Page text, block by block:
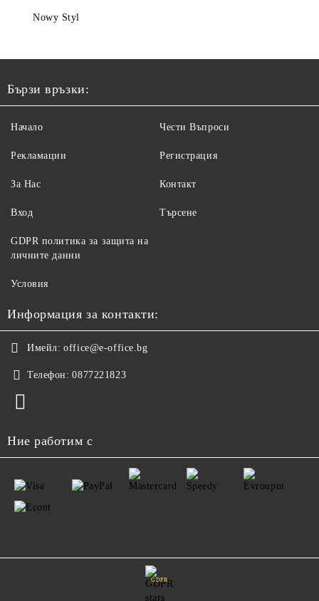
Nowy Styl
Бързи връзки:
Начало
Рекламации
За Нас
Вход
Чести Въпроси
Регистрация
Контакт
Търсене
GDPR политика за защита на
личните данни
Условия
Информация за контакти:
Имейл: office@e-office.bg
Телефон: 0877221823
Ние работим с
GDPR